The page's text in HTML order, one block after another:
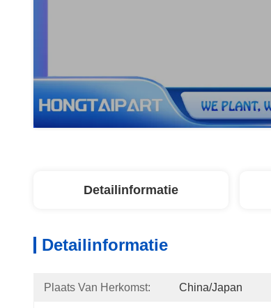
Detailinformatie
Detailinformatie
Plaats Van Herkomst: China/Japan